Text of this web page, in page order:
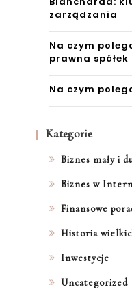
zarządzania
Na czym
prawna
Na czym
Kategorie
Biznes mały i
Biznes w
Finansowe
Historia
Inwestycje
Uncategorized